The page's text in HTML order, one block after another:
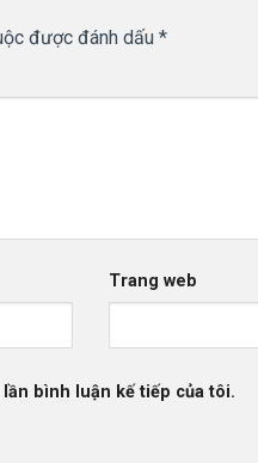
được đánh dấu *
Trang web
bình luận kế tiếp của tôi.